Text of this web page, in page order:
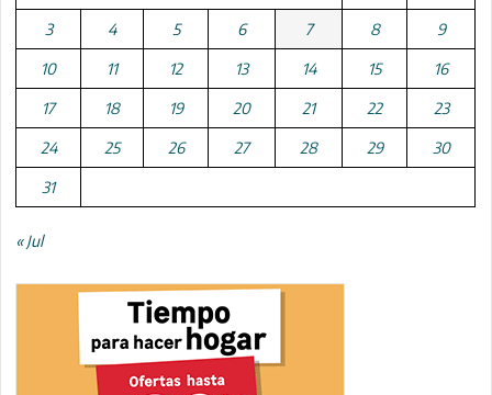
3 4 5 6 7 8 9
10 11 12 13 14 15 16
17 18 19 20 21 22 23
24 25 26 27 28 29 30
31
« Jul